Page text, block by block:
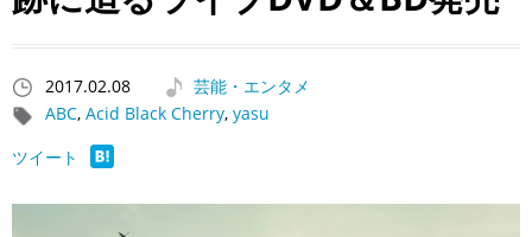
2017.02.08
芸能・エンタメ
ABC, Acid Black Cherry, yasu
ツイート